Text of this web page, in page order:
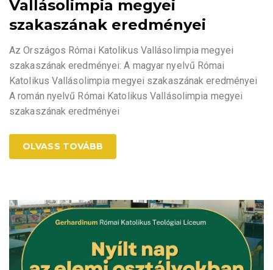
Vallásolimpia megyei
szakaszának eredményei
Az Országos Római Katolikus Vallásolimpia megyei
szakaszának eredményei: A magyar nyelvű Római
Katolikus Vallásolimpia megyei szakaszának eredményei
A román nyelvű Római Katolikus Vallásolimpia megyei
szakaszának eredményei
OLVASS TOVÁBB